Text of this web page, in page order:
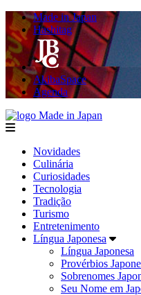
Made in Japan
Hashitag
AkibaSpace
Agenda
menu
Novidades
Culinária
Curiosidades
Tecnologia
Tradição
Turismo
Entretenimento
Língua Japonesa
Língua Japonesa
Provérbios
Sobrenomes
Seu Nome em